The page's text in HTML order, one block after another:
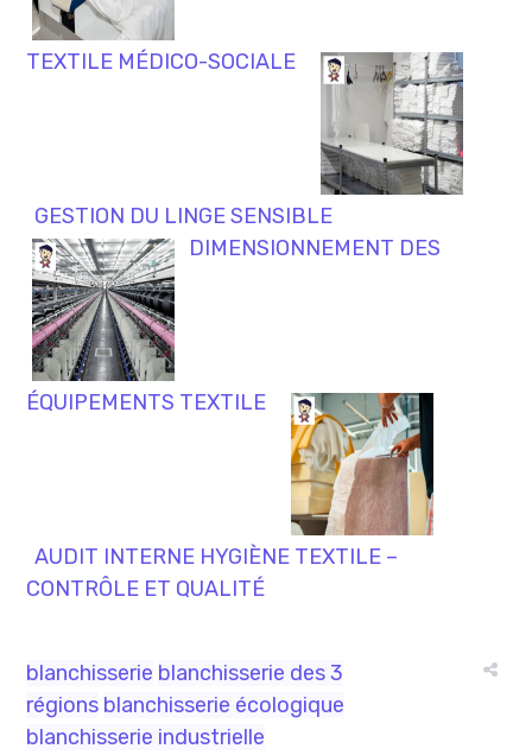
TEXTILE MÉDICO-SOCIALE
GESTION DU LINGE SENSIBLE
DIMENSIONNEMENT DES
ÉQUIPEMENTS TEXTILE
AUDIT INTERNE HYGIÈNE TEXTILE –
CONTRÔLE ET QUALITÉ
blanchisserie blanchisserie des 3
régions blanchisserie écologique
blanchisserie industrielle